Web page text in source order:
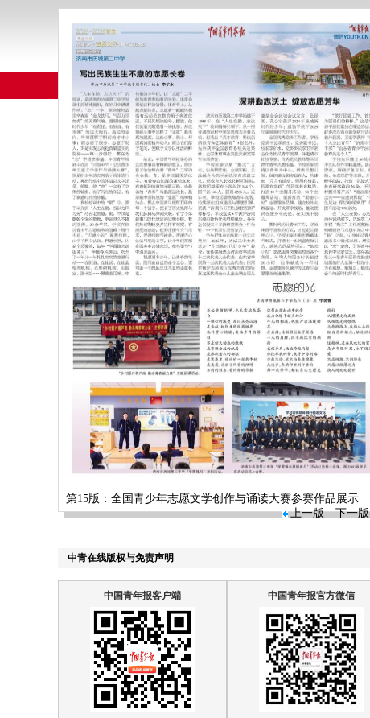
第15版：全国青少年志愿文学创作与诵读大赛参赛作品展示
上一版
下一版
中青在线版权与免责声明
中国青年报客户端 中国青年报官方微信